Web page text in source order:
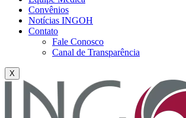
Convênios
Notícias INGOH
Contato
Fale Conosco
Canal de Transparência
X